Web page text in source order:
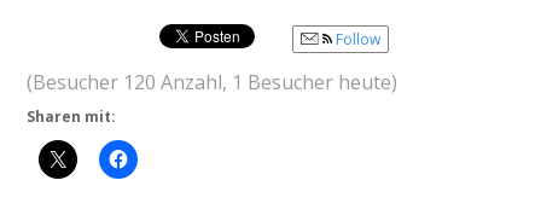
Follow
(Besucher 120 Anzahl, 1 Besucher heute)
Sharen mit: